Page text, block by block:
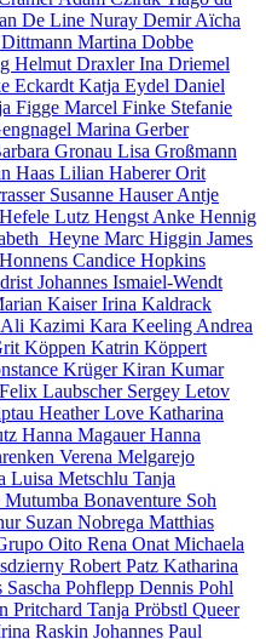
De Line Nuray DemirAïcha
Martina Dobbe
Helmut DraxlerIna Driemel
Eckardt Katja Eydel Daniel
Figge Marcel Finke Stefanie
Marina Gerber
Gronau Lisa Großmann
Haas Lilian HabererOrit
Susanne HauserAntje
Lutz Hengst Anke Hennig
Heyne Marc Higgin James
Candice Hopkins
Johannes Ismaiel-Wendt
KaiserIrina Kaldrack
Ali Kazimi Kara Keeling Andrea
Köppen Katrin Köppert
KrügerKiran Kumar
Felix Laubscher Sergey Letov
Heather Love Katharina
Hanna MagauerHanna
Verena Melgarejo
Luisa Metschlu Tanja
Mutumba Bonaventure Soh
Suzan Nobrega Matthias
Oito Rena Onat Michaela
Robert Patz Katharina
Sascha Pohflepp Dennis Pohl
Pritchard Tanja Pröbstl Queer
Raskin Johannes Paul